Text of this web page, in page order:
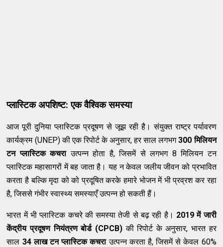
प्लास्टिक अपशिष्ट: एक वैश्विक समस्या
आज पूरी दुनिया प्लास्टिक प्रदूषण से जूझ रही है। संयुक्त राष्ट्र पर्यावरण
कार्यक्रम (UNEP) की एक रिपोर्ट के अनुसार, हर साल लगभग300 मिलियन
टन प्लास्टिक कचराउत्पन्न होता है, जिसमें से लगभग 8 मिलियन टन
प्लास्टिक महासागरों में बह जाता है। यह न केवल जलीय जीवन को प्रभावित
करता है बल्कि मृदा को को प्रदूषित करके हमारे भोजन में भी प्रव्रश कर रहा
है, जिससे गंभीर स्वास्थ्य समस्याएँ उत्पन्न हो सकती हैं।
भारत में भी प्लास्टिक कचरे की समस्या तेजी से बढ़ रही है। 2019 में जारी
केंद्रीय प्रदूषण नियंत्रण बोर्ड (CPCB)की रिपोर्ट के अनुसार, भारत हर
साल 34 लाख टन प्लास्टिक कचराउत्पन्न करता है, जिसमें से केवल 60%